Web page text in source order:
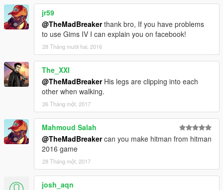
jr59
@TheMadBreakerthank bro, If you have problems
to use Gims IV I can explain you on facebook!
28 Tháng mười hai, 2016
The_XXI
@TheMadBreakerHis legs are clipping into each
other when walking.
26 Tháng một, 2017
Mahmoud Salah
@TheMadBreakercan you make hitman from hitman
2016 game
28 Tháng một, 2017
josh_aqn